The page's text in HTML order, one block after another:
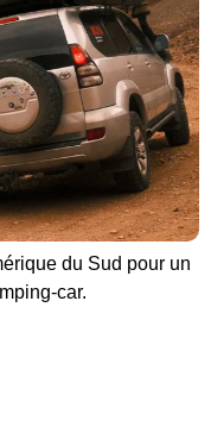
du Sud pour un
car.